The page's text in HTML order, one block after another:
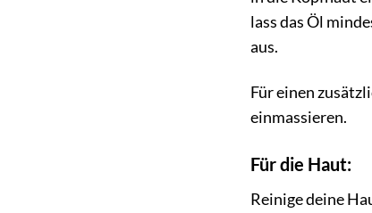
lass das Öl
aus.
Für einen
einmassieren.
Für die Haut:
Reinige deine